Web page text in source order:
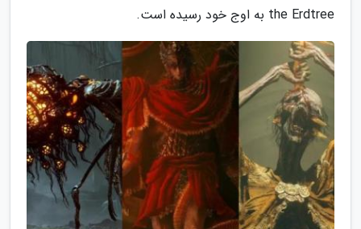
the Erdtree به اوج خود رسیده است.